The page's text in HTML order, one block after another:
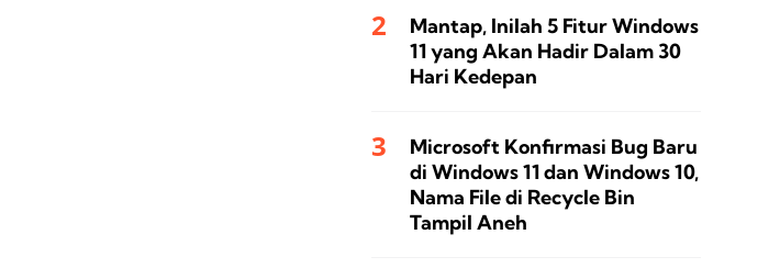
Mantap, Inilah 5 Fitur Windows
11 yang Akan Hadir Dalam 30
Hari Kedepan
Microsoft Konfirmasi Bug Baru
di Windows 11 dan Windows 10,
Nama File di Recycle Bin
Tampil Aneh